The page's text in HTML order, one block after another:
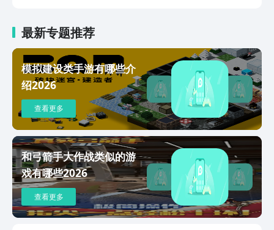
有帮助的物品道具，接着就可以按照自己的想法开启专属
的修炼冒险。游戏使用的是水墨画风设定，挑战过程中，
玩家依旧能感受到即时战斗的策略性，每次战斗都有大量
华丽的招式和各类仙法，可以让玩家随意使用，每次对战
都可以通过顺滑的操作设定，让玩家沉浸在修仙大世界，
挑战过程中主打的不只是实力的比拼，还需要充分展现策
略，游戏里会设定丰富的日常玩法，玩家可以在场景里开
启自由的探索挑战，想要修炼，各类功法也是必不可少
的，玩家需要不断学习，并且利用收集到的资源炼制专属
的法宝灵丹，让自己从普通的门外弟子，顺利完成修仙。
游戏里玩家可以自由选择灵根，每个灵根都有不同的能
力，可以借助这些基础的能力对抗特定的对手，另外在游
戏里还会有大量的资源能让玩家收集，不管是单纯的采矿
还是宝箱解锁，都有机会获得大量的矿石灵草，还有机会
在宝箱里开出功法装备，完成日常任务之后更是能稳定获
最新专题推荐
模拟建设类手游有哪些介
绍2026
查看更多
和弓箭手大作战类似的游
戏有哪些2026
查看更多